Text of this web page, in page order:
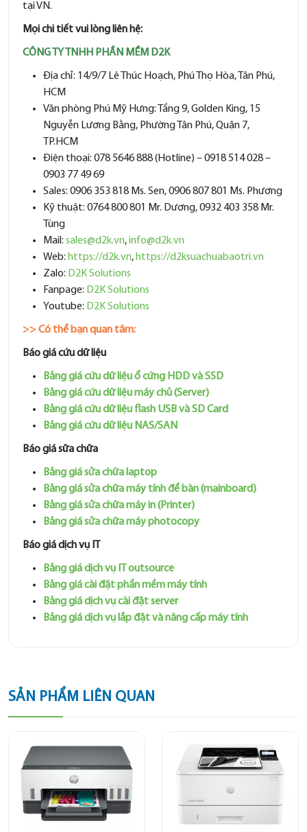
tại VN.
Mọi chi tiết vui lòng liên hệ:
CÔNG TY TNHH PHẦN MỀM D2K
Địa chỉ: 14/9/7 Lê Thúc Hoạch, Phú Thọ Hòa, Tân Phú,
HCM
Văn phòng Phú Mỹ Hưng: Tầng 9, Golden King, 15
Nguyễn Lương Bằng, Phường Tân Phú, Quận 7,
TP.HCM
Điện thoại: 078 5646 888 (Hotline) – 0918 514 028 –
0903 77 49 69
Sales: 0906 353 818 Ms. Sen, 0906 807 801 Ms. Phương
Kỹ thuật: 0764 800 801 Mr. Dương, 0932 403 358 Mr.
Tùng
Mail: sales@d2k.vn,info@d2k.vn
Web: https://d2k.vn, https://d2ksuachuabaotri.vn
Zalo: D2K Solutions
Fanpage: D2K Solutions
Youtube: D2K Solutions
>> Có thể bạn quan tâm:
Báo giá cứu dữ liệu
Bảng giá cứu dữ liệu ổ cứng HDD và SSD
Bảng giá cứu dữ liệu máy chủ (Server)
Bảng giá cứu dữ liệu flash USB và SD Card
Bảng giá cứu dữ liệu NAS/SAN
Báo giá sữa chữa
Bảng giá sửa chữa laptop
Bảng giá sửa chữa máy tính để bàn (mainboard)
Bảng giá sửa chữa máy in (Printer)
Bảng giá sửa chữa máy photocopy
Báo giá dịch vụ IT
Bảng giá dịch vụ IT outsource
Bảng giá cài đặt phần mềm máy tính
Bảng giá dịch vụ cài đặt server
Bảng giá dịch vụ lắp đặt và nâng cấp máy tính
SẢN PHẨM LIÊN QUAN